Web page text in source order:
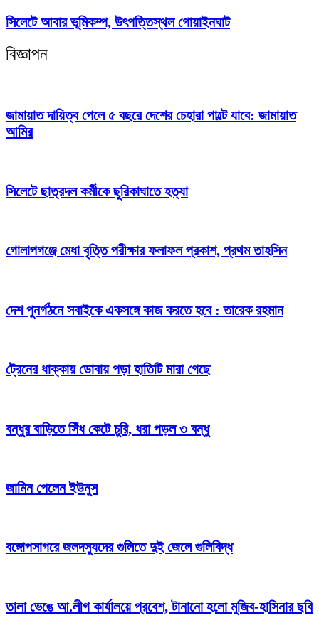
সিলেটে আবার ভূ‌মিকম্প, উৎপ‌ত্তিস্থল গোয়াইনঘাট
বিজ্ঞাপন
জামায়াত দায়িত্ব পেলে ৫ বছরে দেশের চেহারা পাল্টে যাবে: জামায়াত
আমির
সিলেটে ছাত্রদল কর্মীকে ছুরিকাঘাতে হত্যা
গোলাপগঞ্জে মেধা বৃত্তি পরীক্ষার ফলাফল প্রকাশ, প্রথম তাহসিন
দেশ পুনর্গঠনে সবাইকে একসঙ্গে কাজ করতে হবে : তারেক রহমান
ট্রেনের ধাক্কায় ডোবায় পড়া হাতিটি মারা গেছে
বন্ধুর বাড়িতে সিঁধ কেটে চুরি, ধরা পড়ল ৩ বন্ধু
জামিন পেলেন ইউনুস
বঙ্গোপসাগরে জলদস্যুদের গুলিতে দুই জেলে গুলিবিদ্ধ
তালা ভেঙে আ.লীগ কার্যালয়ে প্রবেশ, টানানো হলো মুজিব-হাসিনার ছবি